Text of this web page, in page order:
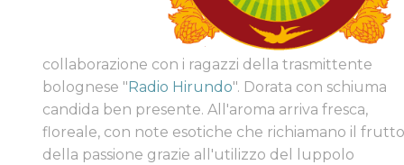
collaborazione con i ragazzi della trasmittente
bolognese " Radio Hirundo". Dorata con schiuma
candida ben presente. All'aroma arriva fresca,
floreale, con note esotiche che richiamano il
della passione grazie all'utilizzo del luppolo